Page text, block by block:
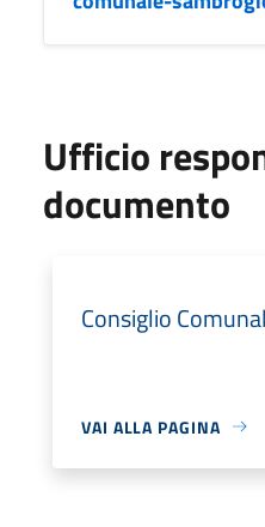
Ufficio
documento
Consiglio
VAI ALLA PAGINA